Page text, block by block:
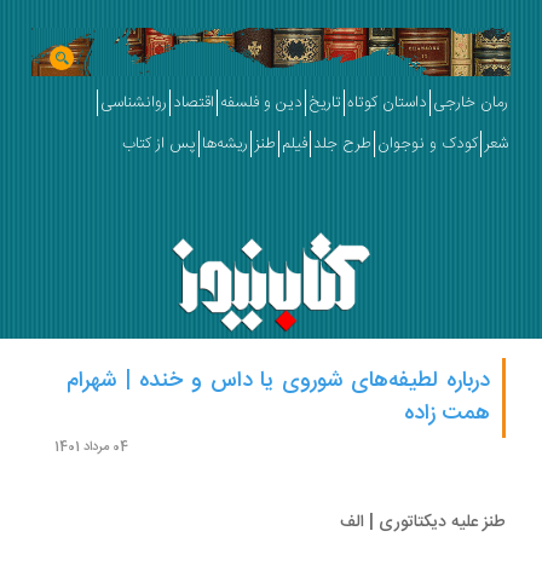
خارجی داستان کوتاه تاریخ دین و فلسفه اقتصاد روانشناسی
کودک و نوجوان طرح جلد فیلم طنز ریشه‌ها پس از کتاب
درباره لطیفه‌‌‌‌‌‌های شوروی یا داس و خنده | شهرام
همت زاده
علیه دیکتاتوری | الف